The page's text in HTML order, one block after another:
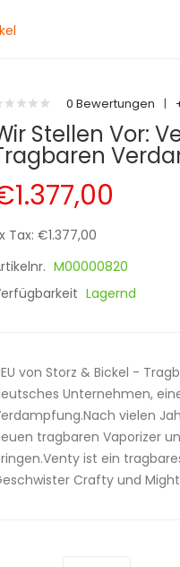
0 Bewertungen |
Stellen Vor:
Tax: €1.377,00
M00000820
Lagernd
von Storz & Bickel -
Unternehmen,
vielen
tragbaren Vaporizer
ist ein
Crafty und